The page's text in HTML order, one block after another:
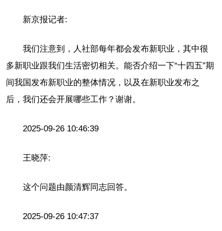
新京报记者:
我们注意到，人社部每年都会发布新职业，其中很
多新职业跟我们生活密切相关。能否介绍一下“十四五”期
间我国发布新职业的整体情况，以及在新职业发布之
后，我们还会开展哪些工作？谢谢。
2025-09-26 10:46:39
王晓萍:
这个问题由颜清辉同志回答。
2025-09-26 10:47:37